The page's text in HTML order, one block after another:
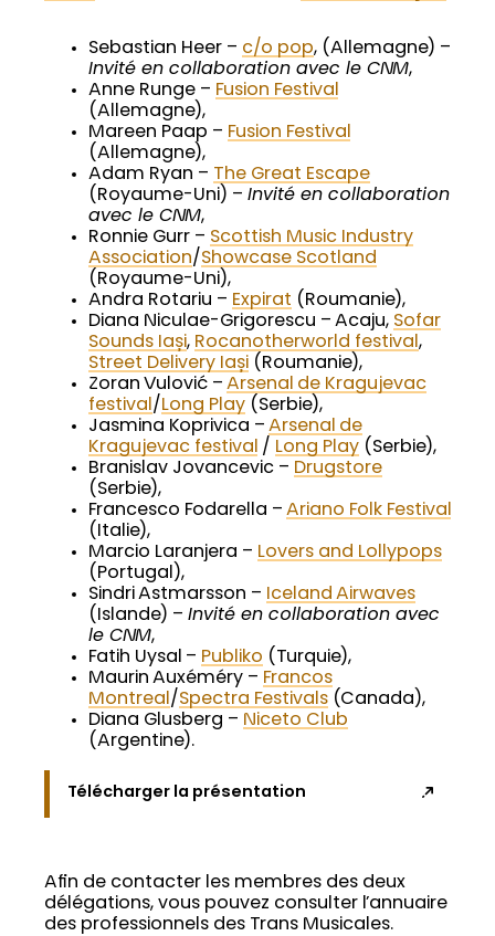
Sebastian Heer – c/o pop, (Allemagne) –
Invité en collaboration avec le CNM,
Anne Runge – Fusion Festival
(Allemagne),
Mareen Paap – Fusion Festival
(Allemagne),
Adam Ryan – The Great Escape
(Royaume-Uni) – Invité en collaboration
avec le CNM,
Ronnie Gurr – Scottish Music Industry
Association/Showcase Scotland
(Royaume-Uni),
Andra Rotariu – Expirat (Roumanie),
Diana Niculae-Grigorescu – Acaju, Sofar
Sounds Iași, Rocanotherworld festival,
Street Delivery Iași (Roumanie),
Zoran Vulović – Arsenal de Kragujevac
festival/Long Play (Serbie),
Jasmina Koprivica – Arsenal de
Kragujevac festival / Long Play (Serbie),
Branislav Jovancevic – Drugstore
(Serbie),
Francesco Fodarella – Ariano Folk Festival
(Italie),
Marcio Laranjera – Lovers and Lollypops
(Portugal),
Sindri Astmarsson – Iceland Airwaves
(Islande) – Invité en collaboration avec
le CNM,
Fatih Uysal – Publiko (Turquie),
Maurin Auxéméry – Francos
Montreal/Spectra Festivals (Canada),
Diana Glusberg – Niceto Club
(Argentine).
Télécharger la présentation
Afin de contacter les membres des deux
délégations, vous pouvez consulter l’annuaire
des professionnels des Trans Musicales.